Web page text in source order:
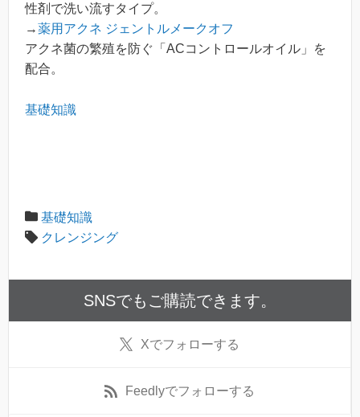
性剤で洗い流すタイプ。
→薬用アクネ ジェントルメークオフ
アクネ菌の繁殖を防ぐ「ACコントロールオイル」を
配合。
基礎知識
基礎知識
クレンジング
SNSでもご購読できます。
Xでフォローする
Feedlyでフォローする